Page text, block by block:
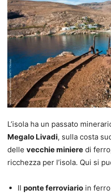
L’isola ha un passato
Megalo Livadi, sulla costa
delle vecchie miniere di
ricchezza per l’isola. Qui si
Il ponte ferroviario in